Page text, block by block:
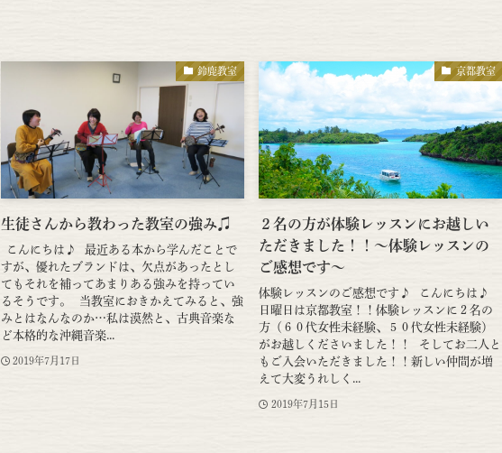
鈴鹿教室
生徒さんから教わった教室の強み♫
こんにちは♪ 最近ある本から学んだことで
すが、優れたブランドは、欠点があったとし
てもそれを補ってあまりある強みを持ってい
るそうです。 当教室におきかえてみると、強
みとはなんなのか…私は漠然と、古典音楽な
ど本格的な沖縄音楽...
2019年7月17日
京都教室
２名の方が体験レッスンにお越しい
ただきました！！～体験レッスンの
ご感想です～
体験レッスンのご感想です♪ こんにちは♪
日曜日は京都教室！！体験レッスンに２名の
方（６０代女性未経験、５０代女性未経験）
がお越しくださいました！！ そしてお二人と
もご入会いただきました！！新しい仲間が増
えて大変うれしく...
2019年7月15日